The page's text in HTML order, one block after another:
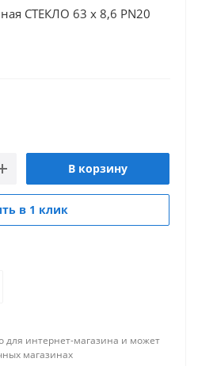
СТЕКЛО 63 х 8,6 PN20
В корзину
в 1 клик
для интернет-магазина и может
магазинах